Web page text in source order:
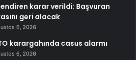
karar verildi: Başvuran
geri alacak
6, 2026
karargahında casus alarmı
6, 2026